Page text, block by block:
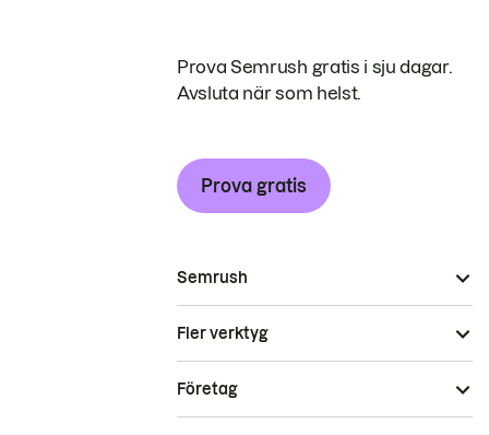
Prova Semrush gratis i sju dagar.
Avsluta när som helst.
Prova gratis
Semrush
Fler verktyg
Företag